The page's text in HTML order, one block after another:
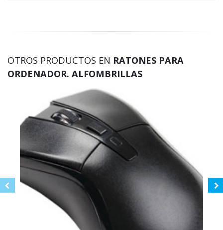
OTROS PRODUCTOS EN RATONES PARA
ORDENADOR. ALFOMBRILLAS